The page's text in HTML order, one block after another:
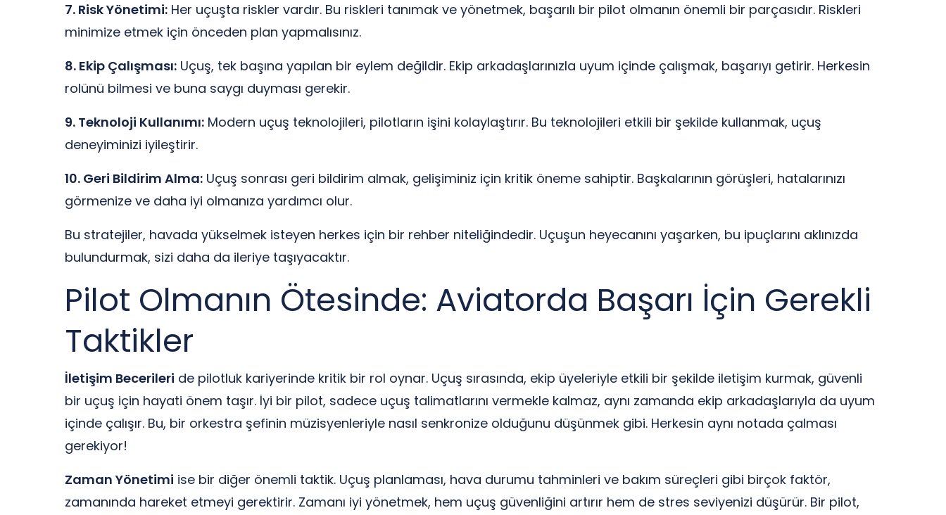
7. Risk Yönetimi: Her uçuşta riskler vardır. Bu riskleri tanımak ve yönetmek, başarılı bir pilot olmanın önemli bir parçasıdır. Riskleri
minimize etmek için önceden plan yapmalısınız.
8. Ekip Çalışması: Uçuş, tek başına yapılan bir eylem değildir. Ekip arkadaşlarınızla uyum içinde çalışmak, başarıyı getirir. Herkesin
rolünü bilmesi ve buna saygı duyması gerekir.
9. Teknoloji Kullanımı: Modern uçuş teknolojileri, pilotların işini kolaylaştırır. Bu teknolojileri etkili bir şekilde kullanmak, uçuş
deneyiminizi iyileştirir.
10. Geri Bildirim Alma: Uçuş sonrası geri bildirim almak, gelişiminiz için kritik öneme sahiptir. Başkalarının görüşleri, hatalarınızı
görmenize ve daha iyi olmanıza yardımcı olur.
Bu stratejiler, havada yükselmek isteyen herkes için bir rehber niteliğindedir. Uçuşun heyecanını yaşarken, bu ipuçlarını aklınızda
bulundurmak, sizi daha da ileriye taşıyacaktır.
Pilot Olmanın Ötesinde: Aviatorda Başarı İçin Gerekli
Taktikler
İletişim Becerileri de pilotluk kariyerinde kritik bir rol oynar. Uçuş sırasında, ekip üyeleriyle etkili bir şekilde iletişim kurmak, güvenli
bir uçuş için hayati önem taşır. İyi bir pilot, sadece uçuş talimatlarını vermekle kalmaz, aynı zamanda ekip arkadaşlarıyla da uyum
içinde çalışır. Bu, bir orkestra şefinin müzisyenleriyle nasıl senkronize olduğunu düşünmek gibi. Herkesin aynı notada çalması
gerekiyor!
Zaman Yönetimi ise bir diğer önemli taktik. Uçuş planlaması, hava durumu tahminleri ve bakım süreçleri gibi birçok faktör,
zamanında hareket etmeyi gerektirir. Zamanı iyi yönetmek, hem uçuş güvenliğini artırır hem de stres seviyenizi düşürür. Bir pilot,